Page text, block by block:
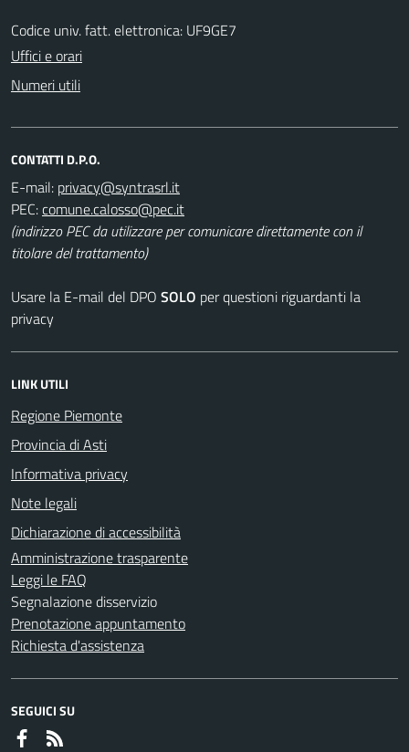
Codice univ. fatt. elettronica: UF9GE7
Uffici e orari
Numeri utili
CONTATTI D.P.O.
E-mail:
PEC:
(indirizzo PEC da utilizzare per comunicare direttamente con il
titolare del trattamento)
Usare la E-mail del DPO SOLO per questioni riguardanti la
privacy
LINK UTILI
Regione Piemonte
Provincia di Asti
Informativa privacy
Note legali
Dichiarazione di accessibilità
Amministrazione trasparente
Leggi le FAQ
Segnalazione disservizio
Prenotazione appuntamento
Richiesta d'assistenza
SEGUICI SU